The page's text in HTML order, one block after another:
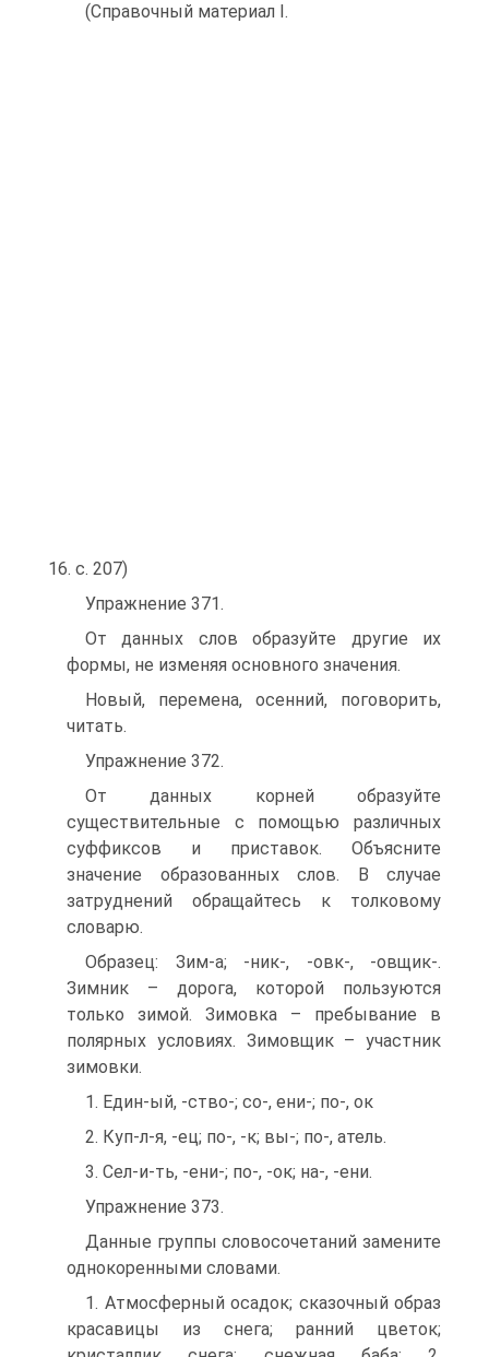
(Справочный материал I.
16. с. 207)
Упражнение 371.
От данных слов образуйте другие их
формы, не изменяя основного значения.
Новый, перемена, осенний, поговорить,
читать.
Упражнение 372.
От данных корней образуйте
существительные с помощью различных
суффиксов и приставок. Объясните
значение образованных слов. В случае
затруднений обращайтесь к толковому
словарю.
Образец: Зим-а; -ник-, -овк-, -овщик-.
Зимник – дорога, которой пользуются
только зимой. Зимовка – пребывание в
полярных условиях. Зимовщик – участник
зимовки.
1. Един-ый, -ство-; со-, ени-; по-, ок
2. Куп-л-я, -ец; по-, -к; вы-; по-, атель.
3. Сел-и-ть, -ени-; по-, -ок; на-, -ени.
Упражнение 373.
Данные группы словосочетаний замените
однокоренными словами.
1. Атмосферный осадок; сказочный образ
красавицы из снега; ранний цветок;